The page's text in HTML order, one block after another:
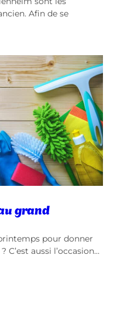
Afin de se
grand
pour donner
C’est aussi l’occasion…